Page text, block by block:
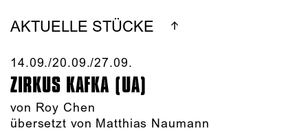
AKTUELLE STÜCKE
14.09./​20.09./​27.09.​
ZIRKUS KAFKA (UA)
von Roy Chen
übersetzt von Matthias Naumann